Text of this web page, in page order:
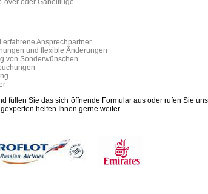
erfahrene Ansprechpartner
und flexible Änderungen
von Sonderwünschen
füllen Sie das sich öffnende Formular aus oder rufen Sie uns
helfen Ihnen gerne weiter.